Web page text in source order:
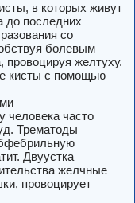
в которых живут
до последних
со
болевым
желтуху.
кисты с помощью
человека часто
Трематоды
Двуустка
желчные
провоцирует